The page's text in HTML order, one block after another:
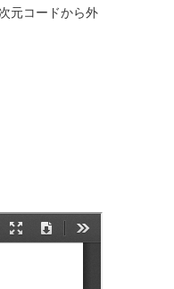
元コードから外